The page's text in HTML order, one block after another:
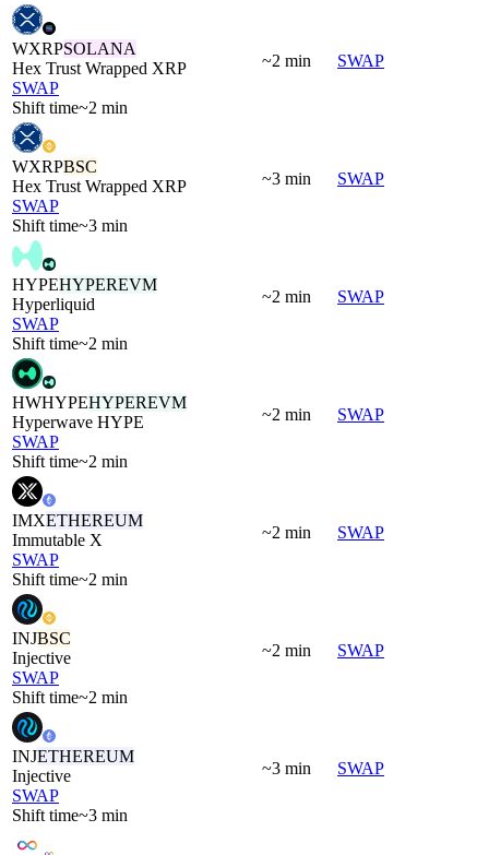
WXRPSOLANA
Hex Trust Wrapped XRP
SWAP
Shift time~2 min
~2 min SWAP
WXRPBSC
Hex Trust Wrapped XRP
SWAP
Shift time~3 min
~3 min SWAP
HYPEHYPEREVM
Hyperliquid
SWAP
Shift time~2 min
~2 min SWAP
HWHYPEHYPEREVM
Hyperwave HYPE
SWAP
Shift time~2 min
~2 min SWAP
IMXETHEREUM
Immutable X
SWAP
Shift time~2 min
~2 min SWAP
INJBSC
Injective
SWAP
Shift time~2 min
~2 min SWAP
INJETHEREUM
Injective
SWAP
Shift time~3 min
~3 min SWAP